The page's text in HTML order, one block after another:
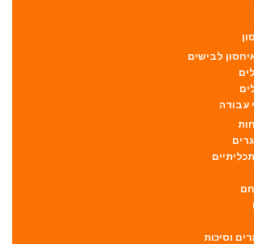
לבישים
עבודה
וסיכות